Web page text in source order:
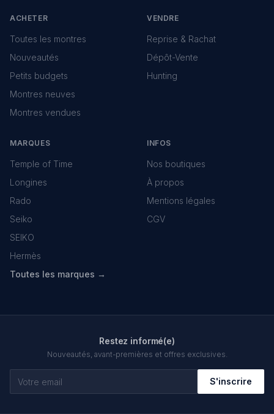
ACHETER
Toutes les montres
Nouveautés
Petits budgets
Montres neuves
Montres vendues
VENDRE
Reprise & Rachat
Dépôt-Vente
Hunting
MARQUES
Temple of Time
Longines
Rado
Seiko
SEIKO
Hermès
Toutes les marques →
INFOS
Nos boutiques
À propos
Mentions légales
CGV
Restez informé(e)
Nouveautés, avant-premières et offres exclusives.
S'inscrire